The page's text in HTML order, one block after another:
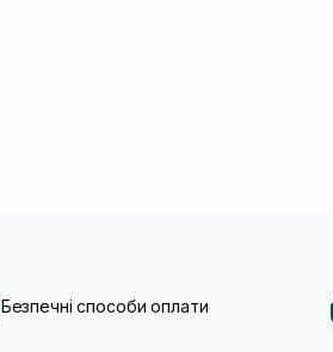
Безпечні способи оплати